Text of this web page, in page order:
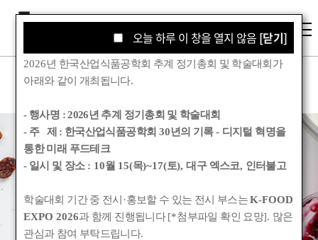
학술대회
Korean Society for Food Engineering
오늘 하루 이 창을 열지 않음 [닫기]
오늘 하루 이 창을 열지 않음 [닫기]
2026년 한국산업식품공학회 추계 정기총회 및 학술대회가
아래와 같이 개최됩니다.
- 행사명 :2026년 추계 정기총회 및 학술대회
- 주 제 : 한국산업식품공학회 30년의 기록- 디지털 혁명을
통한 미래 푸드테크
- 일시 및 장소 : 10월 15(목)~17(토),대구 엑스코, 인터불고
학술대회 기간 중 전시 ·홍보할 수 있는 전시 부스는K-FOOD
EXPO 2026과 함께 진행됩니다[*첨부파일 확인 요망]. 많은
관심과 참여 부탁드립니다.